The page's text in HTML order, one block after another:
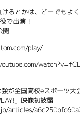
けるとかは、どーでもよ
で出演！
開
play/
が全国高校eスポーツ大
」映像初披露
articles/